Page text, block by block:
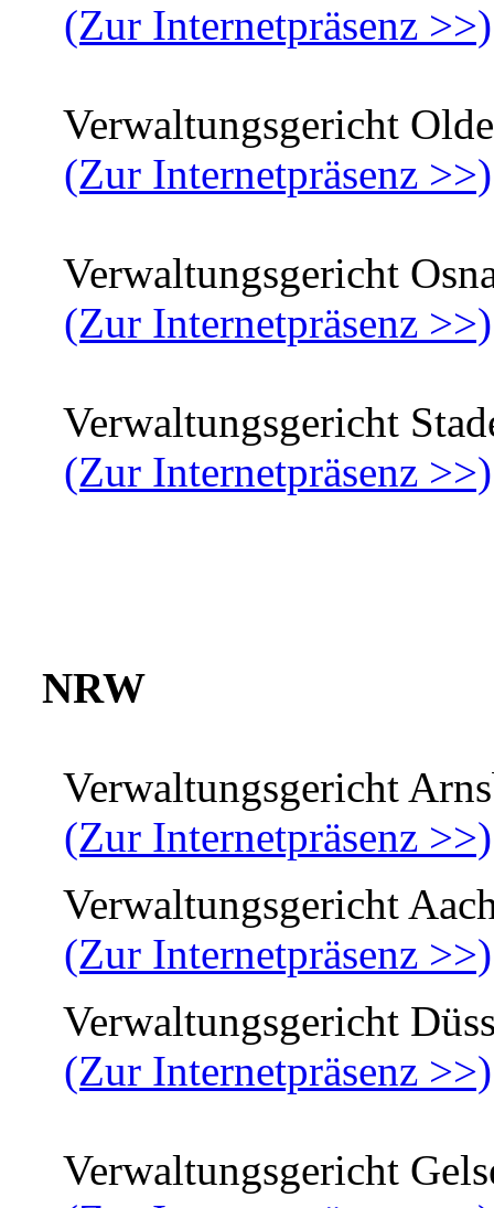
(Zur Internetpräsenz >>)
Verwaltungsgericht
(Zur Internetpräsenz >>)
Verwaltungsgericht
(Zur Internetpräsenz >>)
Verwaltungsgericht
(Zur Internetpräsenz >>)
NRW
Verwaltungsgericht
(Zur Internetpräsenz >>)
Verwaltungsgericht
(Zur Internetpräsenz >>)
Verwaltungsgericht
(Zur Internetpräsenz >>)
Verwaltungsgericht